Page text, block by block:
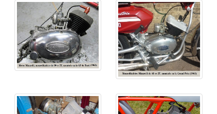
• DT 125YPVS, distribución medianteláminas
refrigeración líquida con termostato y 22.2 CV/8 500
rpm
Resumen motores
Todos ellos monocilíndricos de2T, salvo la
excepción citada:
• AM5: 49 cc, distribución porláminas, 5 marchas,
refrigeración líquida, carburador Minarelli ø 21 mm;
equipa principalmente a: APRILIA, RIEJU, SHERCO